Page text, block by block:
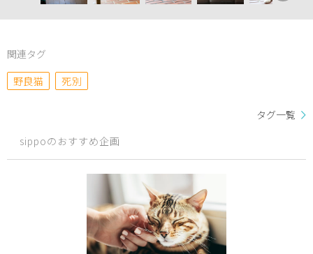
関連タグ
野良猫
死別
タグ一覧
sippoのおすすめ企画